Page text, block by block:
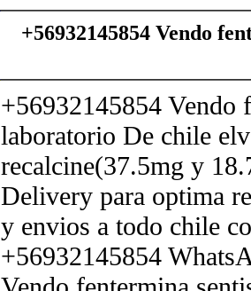
+56932145854 Vendo
+56932145854 Vendo
laboratorio De chile
recalcine(37.5mg y
Delivery para optima
y envios a todo chile
+56932145854